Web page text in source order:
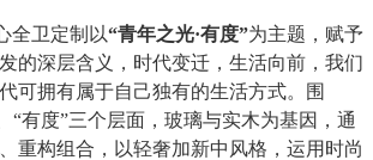
全卫定制以“青年之光·有度”为主题，赋予
的深层含义，时代变迁，生活向前，我们
可拥有属于自己独有的生活方式。围
“有度”三个层面，玻璃与实木为基因，通
重构组合，以轻奢加新中风格，运用时尚